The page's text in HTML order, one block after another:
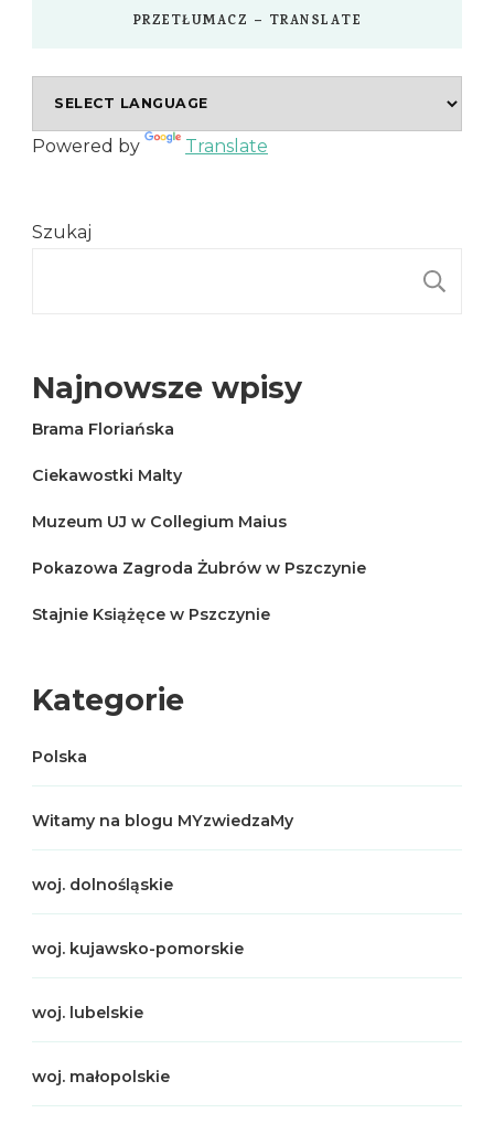
PRZETŁUMACZ – TRANSLATE
Powered by Translate
Szukaj
Najnowsze wpisy
Brama Floriańska
Ciekawostki Malty
Muzeum UJ w Collegium Maius
Pokazowa Zagroda Żubrów w Pszczynie
Stajnie Książęce w Pszczynie
Kategorie
Polska
Witamy na blogu MYzwiedzaMy
woj. dolnośląskie
woj. kujawsko-pomorskie
woj. lubelskie
woj. małopolskie